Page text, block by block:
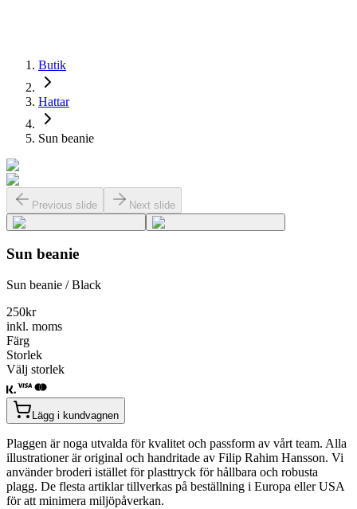
Butik
Hattar
Sun beanie
Previous slide Next slide
Sun beanie
Sun beanie / Black
250kr
inkl. moms
Färg
Storlek
Välj storlek
Lägg i kundvagnen
Plaggen är noga utvalda för kvalitet och passform av vårt team. Alla
illustrationer är original och handritade av Filip Rahim Hansson. Vi
använder broderi istället för plasttryck för hållbara och robusta
plagg. De flesta artiklar tillverkas på beställning i Europa eller USA
för att minimera miljöpåverkan.